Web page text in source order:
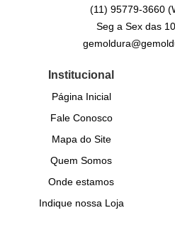
(11) 95779-3660
Seg a Sex das
Institucional
Página Inicial
Fale Conosco
Mapa do Site
Quem Somos
Onde estamos
Indique nossa Loja